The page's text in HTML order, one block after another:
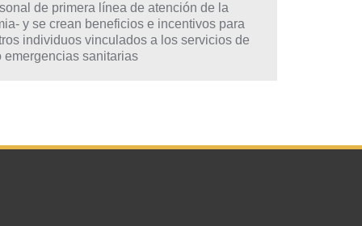
de primera línea de atención de la
y se crean beneficios e incentivos para
individuos vinculados a los servicios de
sanitarias